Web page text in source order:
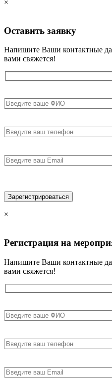
×
Оставить заявку
Напишите Ваши контактные
вами свяжется!
×
Регистрация на
Напишите Ваши контактные
вами свяжется!